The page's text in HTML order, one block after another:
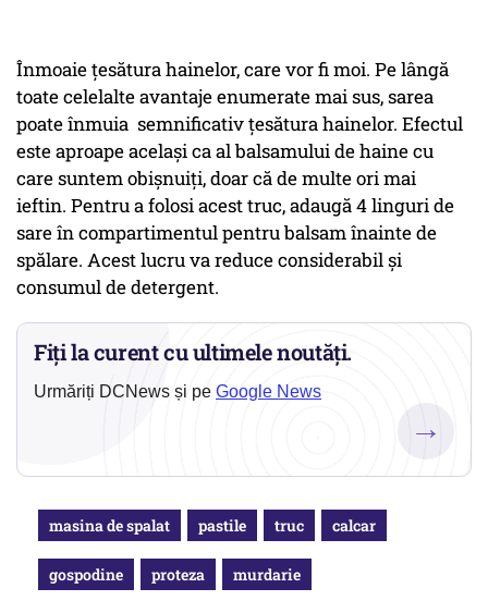
Înmoaie țesătura hainelor, care vor fi moi. Pe lângă
toate celelalte avantaje enumerate mai sus, sarea
poate înmuia semnificativ țesătura hainelor. Efectul
este aproape același ca al balsamului de haine cu
care suntem obișnuiți, doar că de multe ori mai
ieftin. Pentru a folosi acest truc, adaugă 4 linguri de
sare în compartimentul pentru balsam înainte de
spălare. Acest lucru va reduce considerabil și
consumul de detergent.
Fiți la curent cu ultimele noutăți.
Urmăriți DCNews și pe Google News
→
masina de spalat pastile truc calcar
gospodine proteza murdarie